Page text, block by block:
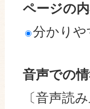
ページの
分かりや
音声での
〔音声読